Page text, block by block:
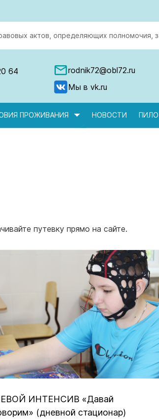
актов, определяющих полномочия,
64
rodnik72@obl72.ru
Мы в vk.ru
ПРОЖИВАНИЯ НОВОСТИ
путевку прямо на сайте.
ИНТЕНСИВ «Давай
(дневной стационар)